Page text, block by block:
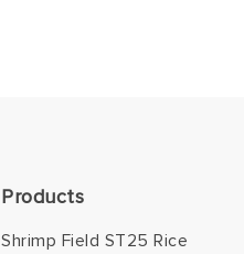
Products
Shrimp Field ST25 Rice